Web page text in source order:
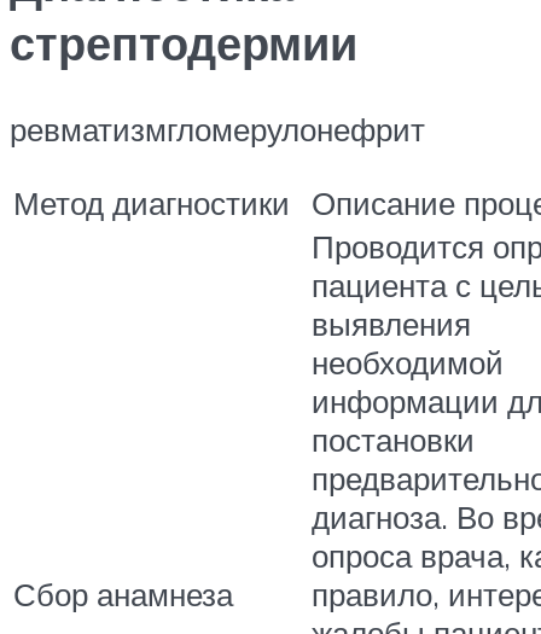
стрептодермии
ревматизмгломерулонефрит
Метод диагностики
Описание
Сбор анамнеза
Проводится
пациента с
выявления
необходимой
информации
постановки
диагноза. Во
опроса врача,
правило,